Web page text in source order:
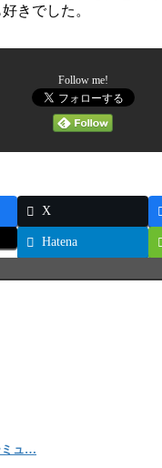
きでした。
Follow me!
X
Hatena
ミュ…